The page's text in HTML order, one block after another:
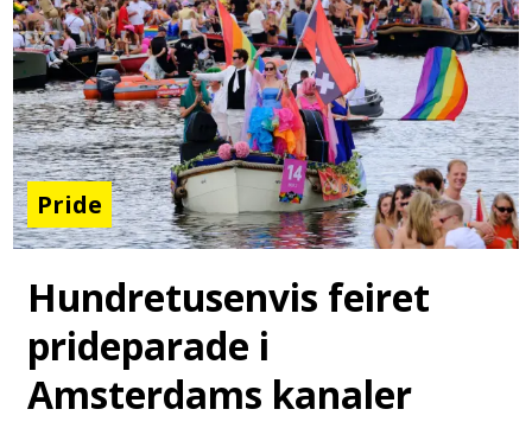
Pride
Hundretusenvis feiret
prideparade i
Amsterdams kanaler